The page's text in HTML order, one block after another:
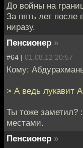
До войны на
За пять лет после
ниразу.
Пенсионер »
#64 | 01.08.12 20:57
Кому:
> А ведь лукавит
Ты тоже заметил?
местами.
Пенсионер »